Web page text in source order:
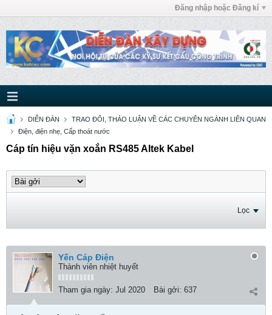
Đăng nhập hoặc Đăng kí
DIỄN ĐÀN
TRAO ĐỔI, THẢO LUẬN VỀ CÁC CHUYÊN NGÀNH LIÊN QUAN
Điện, điện nhẹ, Cấp thoát nước
Cáp tín hiệu vặn xoắn RS485 Altek Kabel
Lọc
Yến Cáp Điện
Thành viên nhiệt huyết
Tham gia ngày: Jul 2020 Bài gởi: 637